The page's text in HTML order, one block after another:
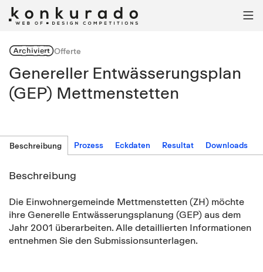

ArchiviertOfferte
Genereller Entwässerungsplan
(GEP) Mettmenstetten
Beschreibung Prozess Eckdaten Resultat Downloads
Beschreibung
Die Einwohnergemeinde Mettmenstetten (ZH) möchte
ihre Generelle Entwässerungsplanung (GEP) aus dem
Jahr 2001 überarbeiten. Alle detaillierten Informationen
entnehmen Sie den Submissionsunterlagen.